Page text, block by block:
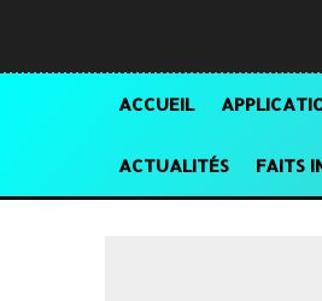
ACCUEIL
ACTUALITÉS FAITS